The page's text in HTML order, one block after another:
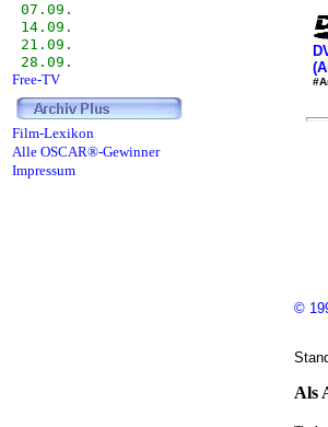
©
Als
07.09.
14.09.
21.09.
28.09.
Free-TV
Film-Lexikon
Alle OSCAR®-Gewinner
Impressum